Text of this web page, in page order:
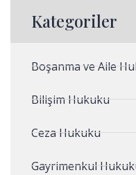
Kategoriler
Boşanma ve Aile
Bilişim Hukuku
Ceza Hukuku
Gayrimenkul